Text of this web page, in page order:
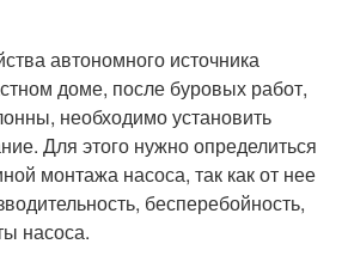
автономного источника
доме, после буровых работ,
необходимо установить
Для этого нужно определиться
монтажа насоса, так как от нее
бесперебойность,
насоса.